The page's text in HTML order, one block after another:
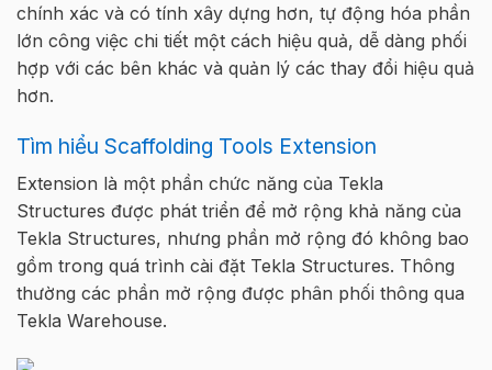
chính xác và có tính xây dựng hơn, tự động hóa phần
lớn công việc chi tiết một cách hiệu quả, dễ dàng phối
hợp với các bên khác và quản lý các thay đổi hiệu quả
hơn.
Tìm hiểu Scaffolding Tools Extension
Extension là một phần chức năng của Tekla
Structures được phát triển để mở rộng khả năng của
Tekla Structures, nhưng phần mở rộng đó không bao
gồm trong quá trình cài đặt Tekla Structures. Thông
thường các phần mở rộng được phân phối thông qua
Tekla Warehouse.